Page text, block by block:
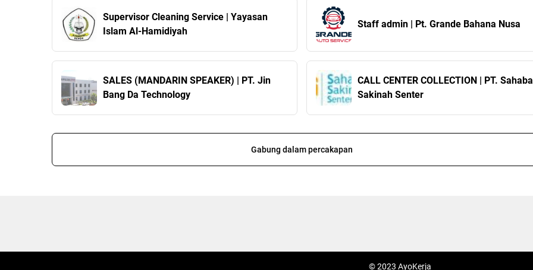
Supervisor Cleaning Service | Yayasan
Islam Al-Hamidiyah
Staff admin | Pt. Grande Bahana Nusa
SALES (MANDARIN SPEAKER) | PT. Jin
Bang Da Technology
CALL CENTER COLLECTION | PT.
Sakinah Senter
Gabung dalam percakapan
© 2023 AyoKerja